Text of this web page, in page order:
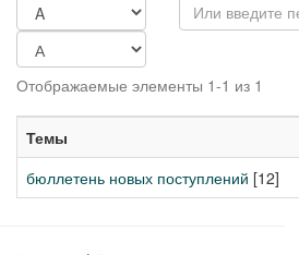
Отображаемые элементы 1-1 из 1
Темы
бюллетень новых поступлений [12]